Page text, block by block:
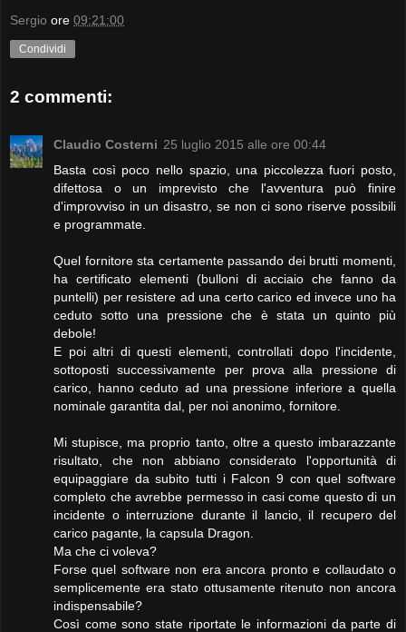
Sergio ore 09:21:00
Condividi
2 commenti:
Claudio Costerni 25 luglio 2015 alle ore 00:44
Basta così poco nello spazio, una piccolezza fuori posto,
difettosa o un imprevisto che l'avventura può finire
d'improvviso in un disastro, se non ci sono riserve possibili
e programmate.
Quel fornitore sta certamente passando dei brutti momenti,
ha certificato elementi (bulloni di acciaio che fanno da
puntelli) per resistere ad una certo carico ed invece uno ha
ceduto sotto una pressione che è stata un quinto più
debole!
E poi altri di questi elementi, controllati dopo l'incidente,
sottoposti successivamente per prova alla pressione di
carico, hanno ceduto ad una pressione inferiore a quella
nominale garantita dal, per noi anonimo, fornitore.
Mi stupisce, ma proprio tanto, oltre a questo imbarazzante
risultato, che non abbiano considerato l'opportunità di
equipaggiare da subito tutti i Falcon 9 con quel software
completo che avrebbe permesso in casi come questo di un
incidente o interruzione durante il lancio, il recupero del
carico pagante, la capsula Dragon.
Ma che ci voleva?
Forse quel software non era ancora pronto e collaudato o
semplicemente era stato ottusamente ritenuto non ancora
indispensabile?
Così come sono state riportate le informazioni da parte di